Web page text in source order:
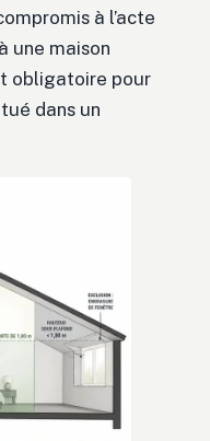
à l’acte
une maison
obligatoire pour
dans un